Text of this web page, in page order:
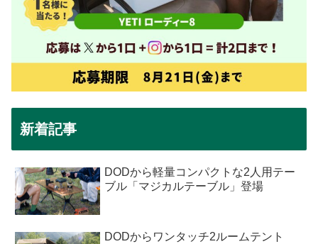
新着記事
DODから軽量コンパクトな2人用テー
ブル「マジカルテーブル」登場
DODからワンタッチ2ルームテント